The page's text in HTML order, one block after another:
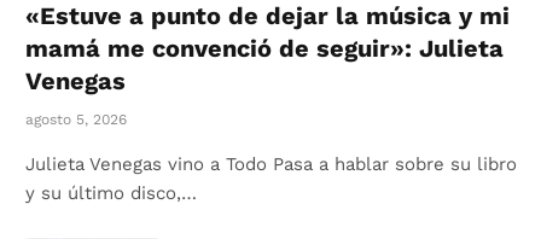
«Estuve a punto de dejar la música y mi
mamá me convenció de seguir»: Julieta
Venegas
agosto 5, 2026
Julieta Venegas vino a Todo Pasa a hablar sobre su libro
y su último disco,…